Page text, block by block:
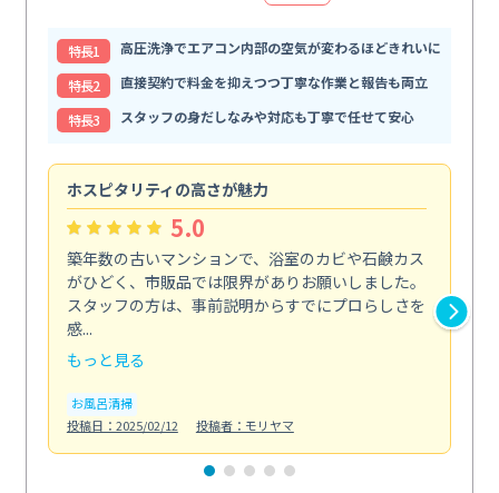
特⻑1
高圧洗浄でエアコン内部の空気が変わるほどきれいに
特⻑2
直接契約で料金を抑えつつ丁寧な作業と報告も両立
特⻑3
スタッフの身だしなみや対応も丁寧で任せて安心
ホスピタリティの高さが魅力
5.0
築年数の古いマンションで、浴室のカビや石鹸カス
がひどく、市販品では限界がありお願いしました。
スタッフの方は、事前説明からすでにプロらしさを
感...
もっと見る
お風呂清掃
投稿日：2025/02/12
投稿者：モリヤマ